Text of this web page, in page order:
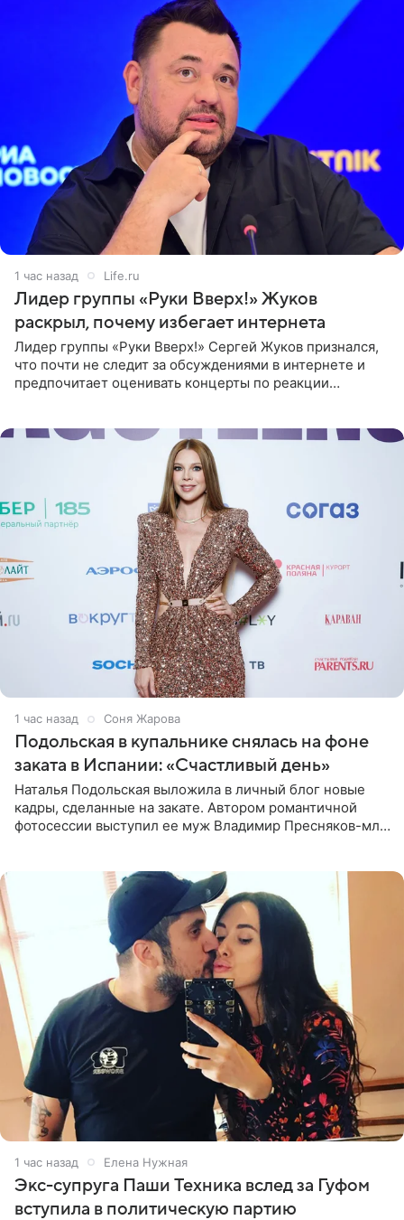
1 час назад Life.ru
Лидер группы «Руки Вверх!» Жуков
раскрыл, почему избегает интернета
Лидер группы «Руки Вверх!» Сергей Жуков признался,
что почти не следит за обсуждениями в интернете и
предпочитает оценивать концерты по реакции
1 час назад Соня Жарова
Подольская в купальнике снялась на фоне
заката в Испании: «Счастливый день»
Наталья Подольская выложила в личный блог новые
кадры, сделанные на закате. Автором романтичной
фотосессии выступил ее муж Владимир Пресняков-мл.
1 час назад Елена Нужная
Экс-супруга Паши Техника вслед за Гуфом
вступила в политическую партию